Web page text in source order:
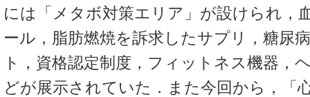
には「メタボ対策エリア」が設けられ，
ール，脂肪燃焼を訴求したサプリ，糖尿
ト，資格認定制度，フィットネス機器，
どが展示されていた．また今回から，「